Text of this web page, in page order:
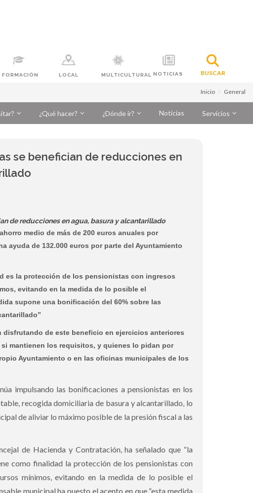
FORMACIÓN LOCAL MULTICULTURAL NOTICIAS BUSCAR
Inicio General
¿Qué hacer? ¿Dónde ir? Noticias Servicios
se benefician de reducciones en
de reducciones en agua, basura y alcantarillado
medio de más de 200 euros anuales por
ayuda de 132.000 euros por parte del Ayuntamiento
es la protección de los pensionistas con ingresos
evitando en la medida de lo posible el
supone una bonificación del 60% sobre las
de este beneficio en ejercicios anteriores
mantienen los requisitos, y quienes lo pidan por
Ayuntamiento o en las oficinas municipales de los
impulsando las bonificaciones a pensionistas en los
recogida domiciliaria de basura y alcantarillado, lo
de aliviar lo máximo posible de la presión fiscal a las
de Hacienda y Contratación, ha señalado que “la
como finalidad la protección de los pensionistas con
mínimos, evitando en la medida de lo posible el
municipal ha puesto el acento en que “esta medida